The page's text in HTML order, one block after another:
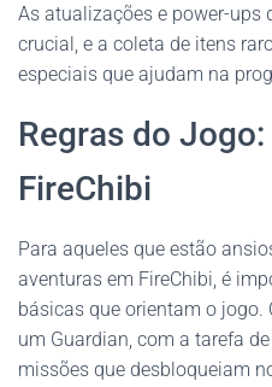
As atualizações e power-ups
crucial, e a coleta de itens
especiais que ajudam na
Regras do
FireChibi
Para aqueles que estão
aventuras em FireChibi, é
básicas que orientam o
um Guardian, com a tarefa
missões que desbloqueiam